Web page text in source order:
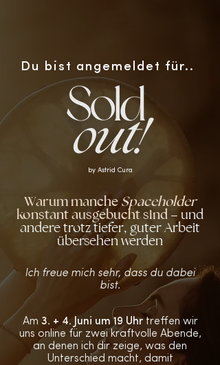
Du bist angemeldet für..
by Astrid Cura
Warum mancheSpaceholder
konstant ausgebucht sind – und
andere trotz tiefer, guter Arbeit
übersehen werden
Ich freue mich sehr, dass du dabei
bist.
Am 3. + 4. Juni um 19 Uhr treffen wir
uns online für zwei kraftvolle Abende,
an denen ich dir zeige, was den
Unterschied macht, damit